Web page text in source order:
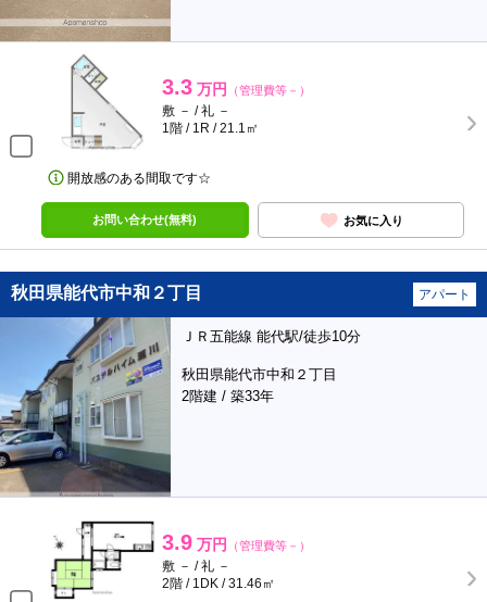
3.3 万円 （管理費等－）
敷 － / 礼 －
1階 / 1R / 21.1㎡
開放感のある間取です☆
お問い合わせ(無料) お気に入り
秋田県能代市中和２丁目 アパート
ＪＲ五能線 能代駅/徒歩10分
秋田県能代市中和２丁目
2階建 / 築33年
3.9 万円 （管理費等－）
敷 － / 礼 －
2階 / 1DK / 31.46㎡